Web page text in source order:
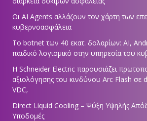
Οι AI Agents αλλάζουν τον χάρτη των
κυβερνοασφάλεια
Το botnet των 40 εκατ. δολαρίων: AI,
παιδικό λογισμικό στην υπηρεσία του
Η Schneider Electric παρουσιάζει
αξιολόγησης του κινδύνου Arc Flash σε
VDC,
Direct Liquid Cooling – Ψύξη Υψηλής
Υποδομές